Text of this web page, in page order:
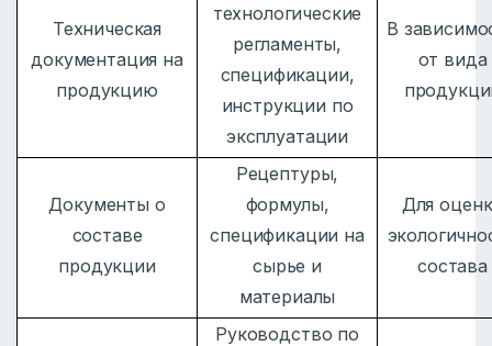
Техническая
документация на
продукцию
технологические
регламенты,
спецификации,
инструкции по
эксплуатации
В
от вида
Документы о
составе
продукции
Рецептуры,
формулы,
спецификации на
сырье и
материалы
Для
состава
Руководство по